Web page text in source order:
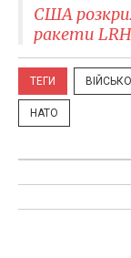
США
ракети
ТЕГИ
НАТО